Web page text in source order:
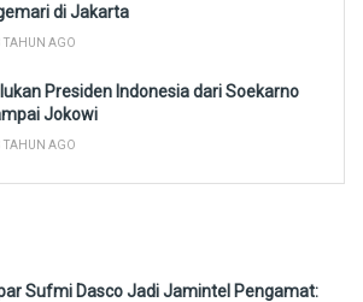
di Jakarta
TAHUN AGO
Presiden Indonesia dari Soekarno
Jokowi
TAHUN AGO
Sufmi Dasco Jadi Jamintel Pengamat: